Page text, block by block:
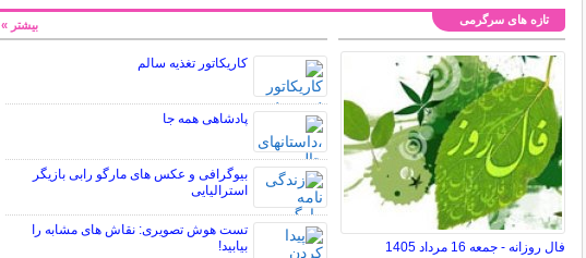
تازه های سرگرمی
فال روزانه - جمعه 16 مرداد 1405
کاریکاتور تغذیه سالم
پادشاهی همه جا
بیوگرافی و عکس های مارگو رابی بازیگر
استرالیایی
تست هوش تصویری: نقاش های مشابه را
بیابید!
بیشتر »